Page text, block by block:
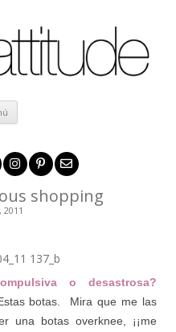
Ir al contenido
shopping
2011
o desastrosa?
botas. Mira que me las
una botas overknee, ¡¡me